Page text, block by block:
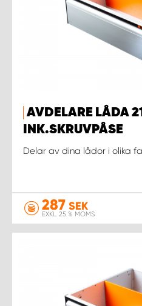
AVDELARE LÅDA
INK.SKRUVPÅSE
Delar av dina lådor i olika
287 SEK
EXKL. 25 % MOMS
WORK SYSTEM ÖSTERSUND